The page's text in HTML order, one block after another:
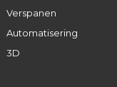
Verspanen
Automatisering
3D